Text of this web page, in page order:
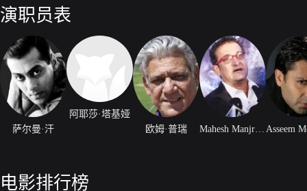
演职员表
萨尔曼·汗
阿耶莎·塔基娅
欧姆·普瑞
电影排行榜